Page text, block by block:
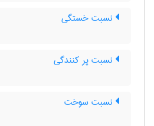
نسبت خستگی
نسبت پر کنندگی
نسبت سوخت